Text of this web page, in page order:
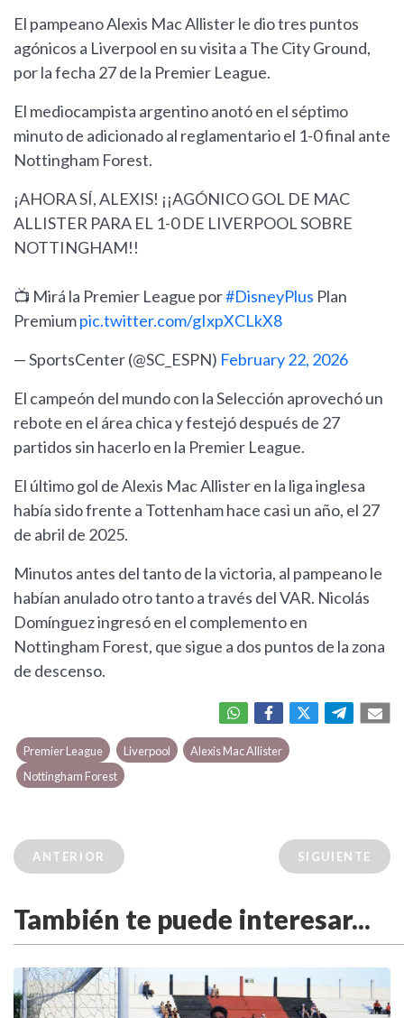
El pampeano Alexis Mac Allister le dio tres puntos
agónicos a Liverpool en su visita a The City Ground,
por la fecha 27 de la Premier League.
El mediocampista argentino anotó en el séptimo
minuto de adicionado al reglamentario el 1-0 final ante
Nottingham Forest.
¡AHORA SÍ, ALEXIS! ¡¡AGÓNICO GOL DE MAC
ALLISTER PARA EL 1-0 DE LIVERPOOL SOBRE
NOTTINGHAM!!
📺 Mirá la Premier League por#DisneyPlus Plan
Premiumpic.twitter.com/gIxpXCLkX8
— SportsCenter (@SC_ESPN) February 22, 2026
El campeón del mundo con la Selección aprovechó un
rebote en el área chica y festejó después de 27
partidos sin hacerlo en la Premier League.
El último gol de Alexis Mac Allister en la liga inglesa
había sido frente a Tottenham hace casi un año, el 27
de abril de 2025.
Minutos antes del tanto de la victoria, al pampeano le
habían anulado otro tanto a través del VAR. Nicolás
Domínguez ingresó en el complemento en
Nottingham Forest, que sigue a dos puntos de la zona
de descenso.
Premier League Liverpool
Alexis Mac Allister
Nottingham Forest
ANTERIOR SIGUIENTE
También te puede interesar...